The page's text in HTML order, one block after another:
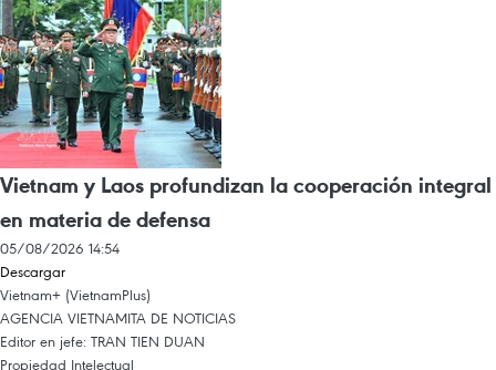
Vietnam y Laos profundizan la cooperación integral
en materia de defensa
05/08/2026 14:54
Descargar
Vietnam+ (VietnamPlus)
AGENCIA VIETNAMITA DE NOTICIAS
Editor en jefe: TRAN TIEN DUAN
Propiedad Intelectual